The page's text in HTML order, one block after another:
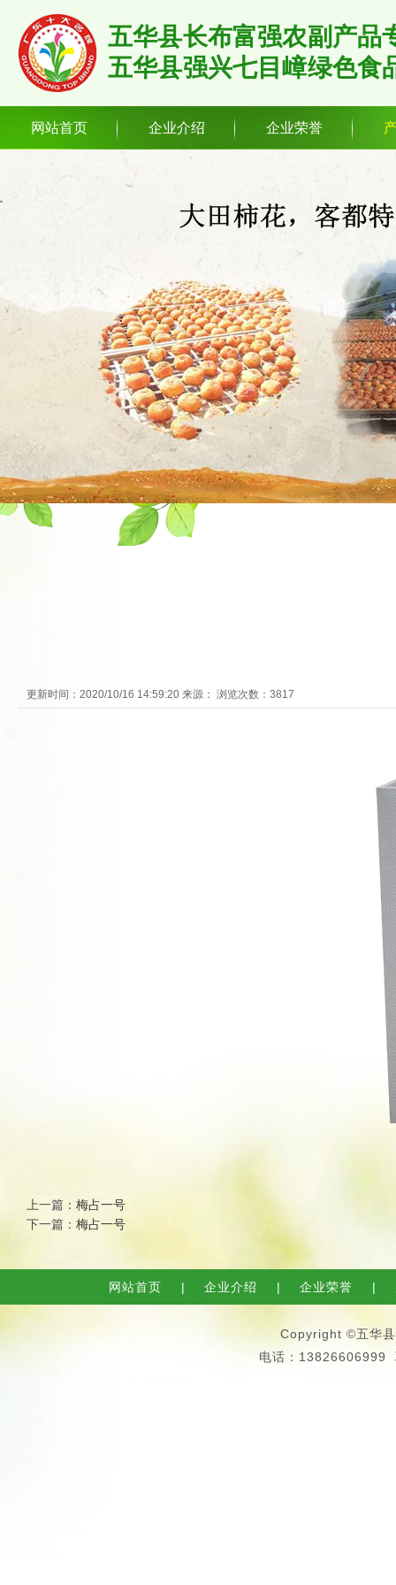
五华县长布富强农副产品
五华县强兴七目嶂绿色食
网站首页 企业介绍 企业荣誉
更新时间：2020/10/16 14:59:20 来源： 浏览次数：3817
上一篇： 梅占一号
下一篇： 梅占一号
网站首页 | 企业介绍 | 企业荣誉 |
Copyright ©五华
电话：13826606999